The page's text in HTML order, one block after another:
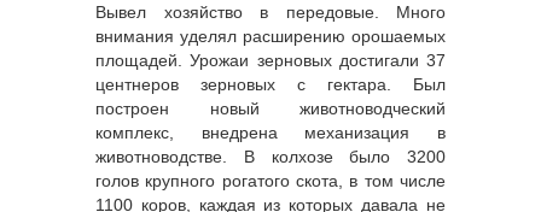
Вывел хозяйство в передовые. Много
внимания уделял расширению орошаемых
площадей. Урожаи зерновых достигали 37
центнеров зерновых с гектара. Был
построен новый животноводческий
комплекс, внедрена механизация в
животноводстве. В колхозе было 3200
голов крупного рогатого скота, в том числе
1100 коров, каждая из которых давала не